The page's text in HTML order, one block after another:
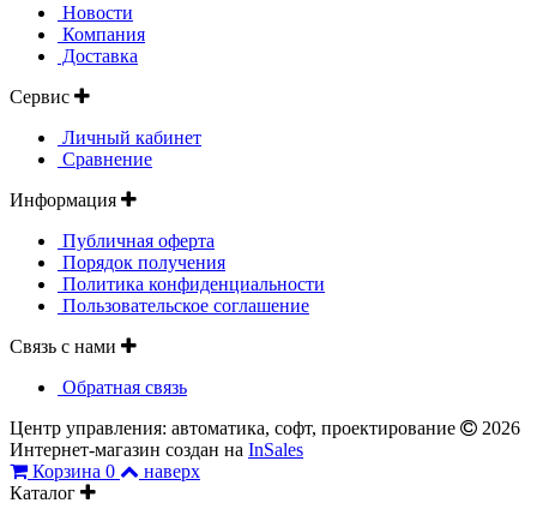
Новости
Компания
Доставка
Сервис
Личный кабинет
Сравнение
Информация
Публичная оферта
Порядок получения
Политика конфиденциальности
Пользовательское соглашение
Связь с нами
Обратная связь
Центр управления: автоматика, софт, проектирование
2026
Интернет-магазин создан на InSales
Корзина 0
наверх
Каталог